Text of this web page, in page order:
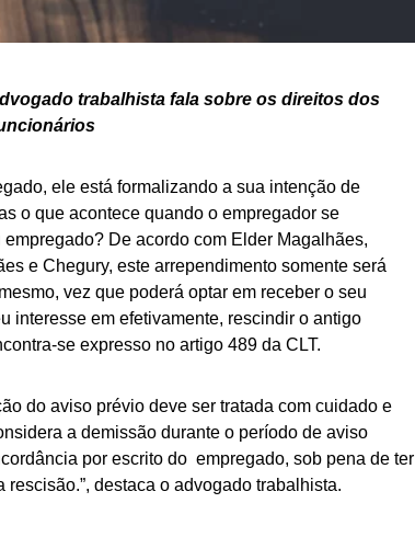
trabalhista fala sobre os direitos dos
ele está formalizando a sua intenção de
o que acontece quando o empregador se
De acordo com Elder Magalhães,
e Chegury, este arrependimento somente será
vez que poderá optar em receber o seu
interesse em efetivamente, rescindir o antigo
se expresso no artigo 489 da CLT.
do aviso prévio deve ser tratada com cuidado e
a demissão durante o período de aviso
por escrito do empregado, sob pena de ter
destaca o advogado trabalhista.